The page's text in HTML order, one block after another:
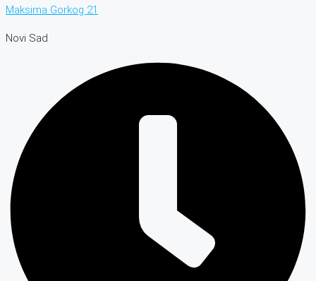
Maksima Gorkog 21
Novi Sad